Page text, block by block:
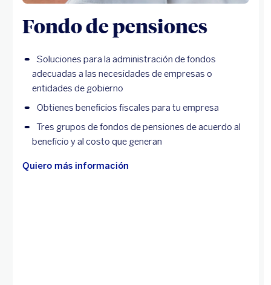
Fondo de pensiones
Soluciones para la administración de fondos
adecuadas a las necesidades de empresas o
entidades de gobierno
Obtienes beneficios fiscales para tu empresa
Tres grupos de fondos de pensiones de acuerdo al
beneficio y al costo que generan
Quiero más información